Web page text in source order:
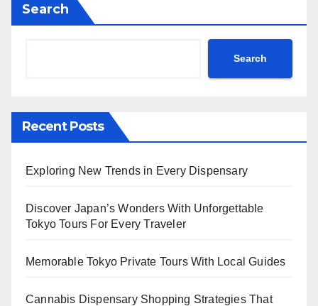
Search
Search
Recent Posts
Exploring New Trends in Every Dispensary
Discover Japan’s Wonders With Unforgettable
Tokyo Tours For Every Traveler
Memorable Tokyo Private Tours With Local Guides
Cannabis Dispensary Shopping Strategies That